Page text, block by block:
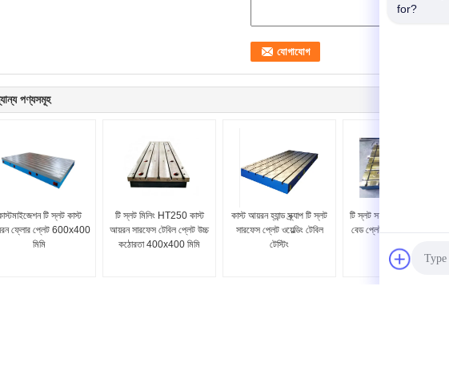
পণ্যসমূহ
টি স্লট কাস্ট
ফ্লোর প্লেট 600x400
মিমি
টি স্লট মিলিং HT250 কাস্ট
আয়রন সারফেস টেবিল প্লেট উচ্চ
কঠোরতা 400x400 মিমি
কাস্ট আয়রন হ্যান্ড স্ক্র্যাপ টি স্লট
সারফেস প্লেট ওয়েল্ডিং টেবিল
টেস্টিং
টি স্লট সহ সারফেস কাস্ট আয়রন
বেড প্লেট গ্রেড 2 পরিমাপ করা
for?